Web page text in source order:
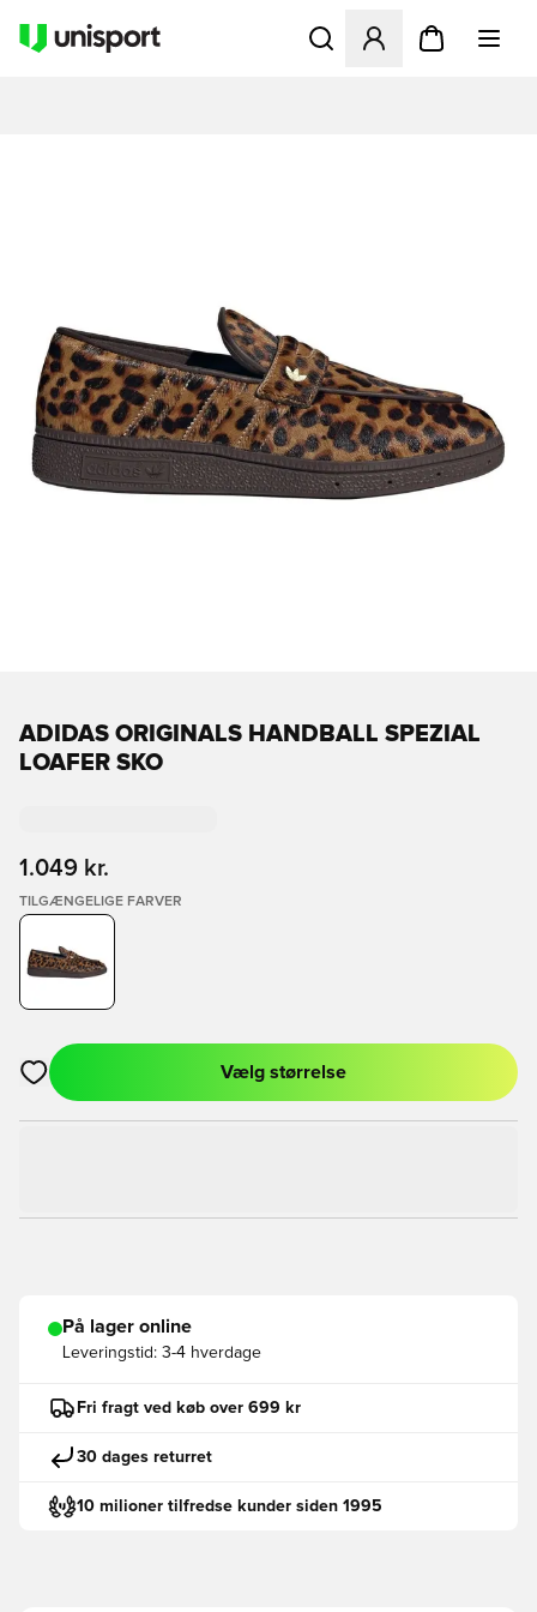
Åbner en Modal til at
ADIDAS ORIGINALS HANDBALL SPEZIAL
LOAFER SKO
1.049 kr.
TILGÆNGELIGE FARVER
Åbner en Modal til at logge ind eller tilmelde dig som medlem
Vælg størrelse
På lager online
Leveringstid: 3-4 hverdage
Fri fragt ved køb over 699 kr
30 dages returret
10 milioner tilfredse kunder siden 1995